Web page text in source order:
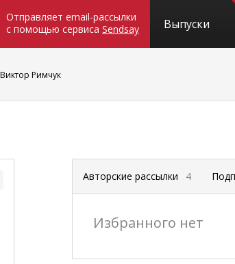
Отправляет email-рассылки
с помощью сервиса Sendsay Выпуски
Виктор Римчук
Авторские рассылки 4
Избранного нет